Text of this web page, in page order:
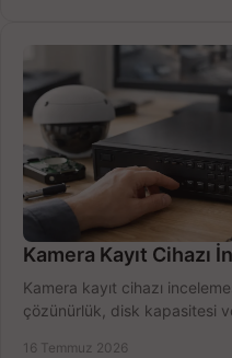
Kamera Kayıt Cihazı
Kamera kayıt cihazı
çözünürlük, disk kapasitesi
16 Temmuz 2026